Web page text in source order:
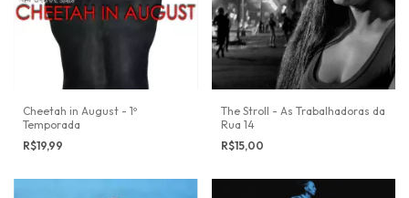
Cheetah in August - 1º
Temporada
R$19,99
The Stroll - As Trabalhadoras da
Rua 14
R$15,00